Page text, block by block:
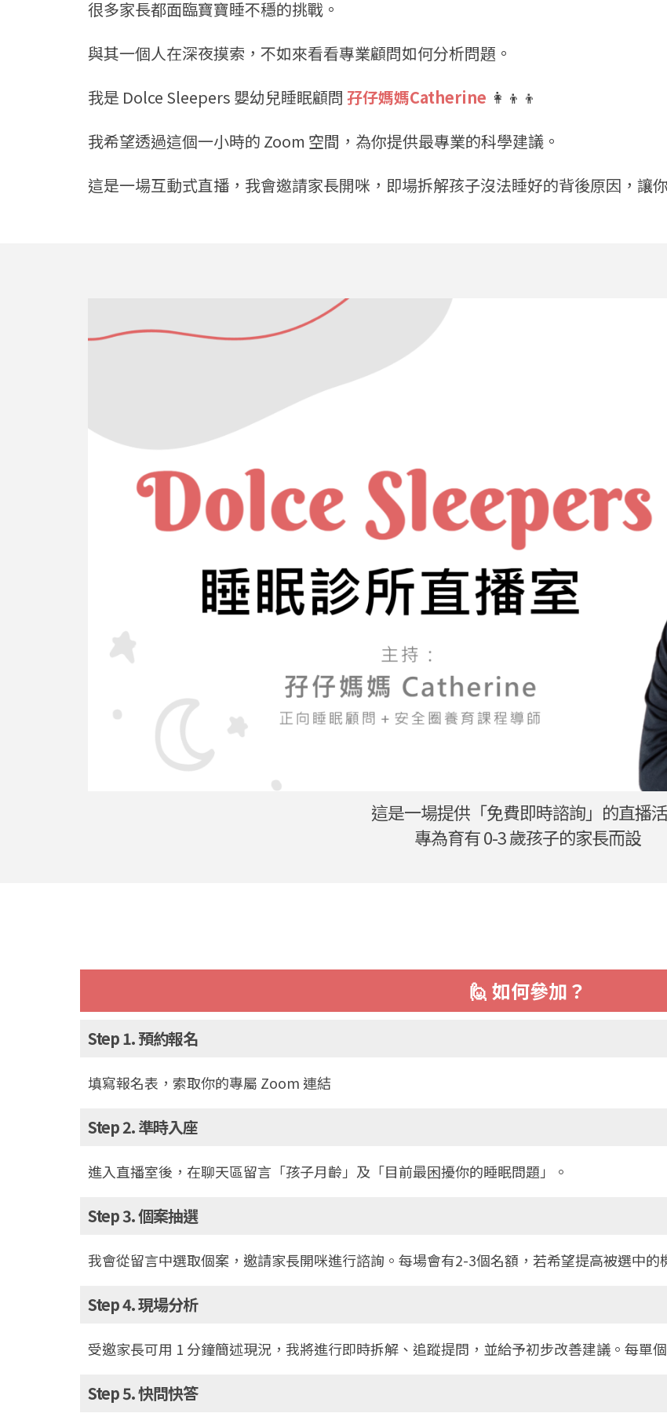
很多家長都面臨寶寶睡不穩的挑戰。
與其一個人在深夜摸索，不如來看看專業顧問如何分析問題。
我是 Dolce Sleepers 嬰幼兒睡眠顧問 孖仔媽媽Catherine 👩‍👦‍👦
我希望透過這個一小時的 Zoom 空間，為你提供最專業的科學建議。
這是一場互動式直播，我會邀請家長開咪，即場拆解孩子沒法睡好的背後原因，讓
這是一場提供「免費即時諮詢」的直播
專為育有 0-3 歲孩子的家長而設
🙋 如何參加？
Step 1. 預約報名
填寫報名表，索取你的專屬 Zoom 連結
Step 2. 準時入座
進入直播室後，在聊天區留言「孩子月齡」及「目前最困擾你的睡眠問題」。
Step 3. 個案抽選
我會從留言中選取個案，邀請家長開咪進行諮詢。每場會有2-3個名額，若希望提高被選中的
Step 4. 現場分析
受邀家長可用 1 分鐘簡述現況，我將進行即時拆解、追蹤提問，並給予初步改善建議。每單
Step 5. 快問快答